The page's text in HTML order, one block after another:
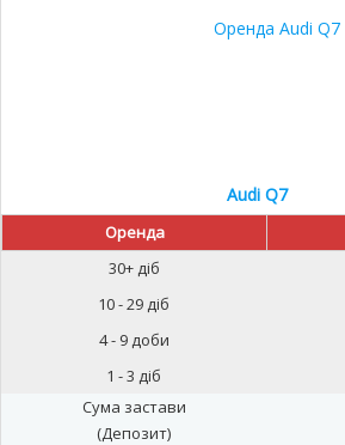
Audi Q7
Оренда
30+ діб
10 - 29 діб
4 - 9 доби
1 - 3 діб
Сума застави
(Депозит)